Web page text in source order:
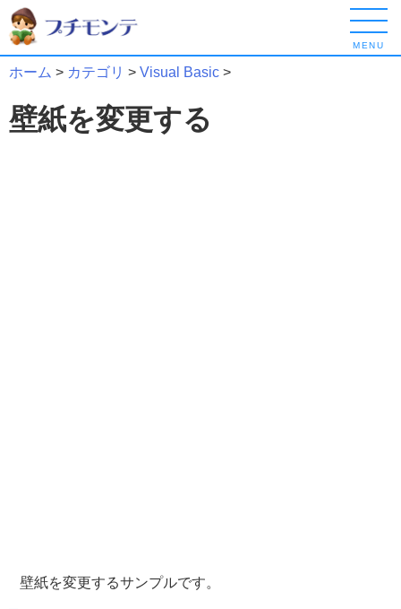
MENU
ホーム > カテゴリ > Visual Basic >
壁紙を変更する
壁紙を変更するサンプルです。